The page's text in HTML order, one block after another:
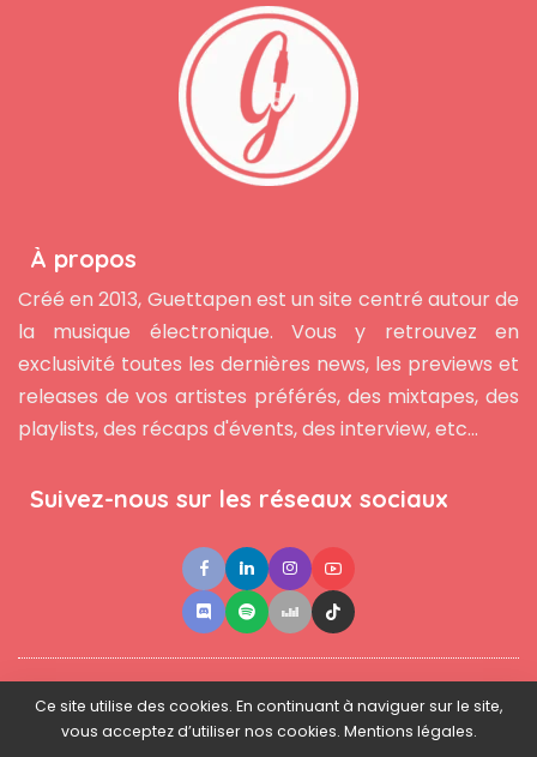
À propos
Créé en 2013, Guettapen est un site centré autour de
la musique électronique. Vous y retrouvez en
exclusivité toutes les dernières news, les previews et
releases de vos artistes préférés, des mixtapes, des
playlists, des récaps d'évents, des interview, etc...
Suivez-nous sur les réseaux sociaux
Contact ●Newsletter ● L'équipe ● Mentions légales
Ce site utilise des cookies. En continuant à naviguer sur le site,
vous acceptez d’utiliser nos cookies. Mentions légales.